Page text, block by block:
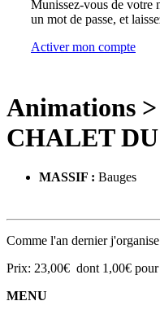
Munissez-vous de votre
un mot de passe, et
Activer mon compte
Animations >
CHALET
MASSIF : Bauges
Comme l'an dernier
Prix: 23,00€ dont 1,00€
MENU